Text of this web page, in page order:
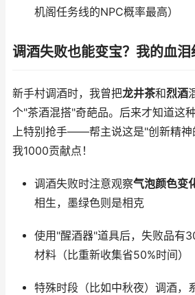
机阁任务线的NPC概率最高）
调酒失败也能变宝？我的血泪
新手村调酒时，我曾把龙井茶和烈酒
个"茶酒混搭"奇葩品。后来才知道这
上特别抢手——帮主说这是"创新精神
我1000贡献点！
调酒失败时注意观察气泡颜色变
相生，墨绿色则是相克
使用"醒酒器"道具后，失败品有
材料（比重新收集省50%时间）
特殊时段（比如中秋夜）调酒，